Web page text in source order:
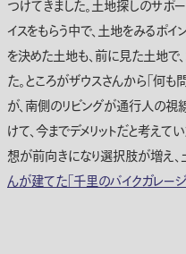
つけてきました。土地探しのサポ
イスをもらう中で、土地をみるポ
を決めた土地も、前に見た土地で
た。ところがザウスさんから「何
が、南側のリビングが通行人の視
けて、今までデメリットだと考えて
想が前向きになり選択肢が増え、
んが建てた「千里のバイクガレー